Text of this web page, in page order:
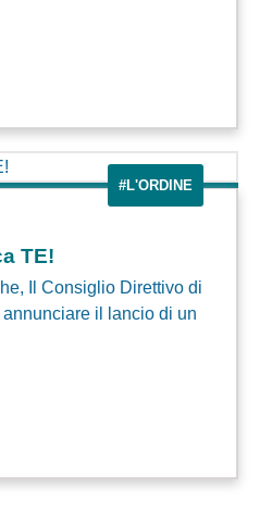
#L'ORDINE
TE!
Il Consiglio Direttivo di
il lancio di un